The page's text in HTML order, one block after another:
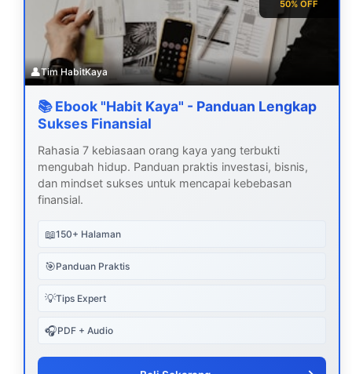
50% OFF
👤Tim HabitKaya
📚 Ebook "Habit Kaya" - Panduan Lengkap
Sukses Finansial
Rahasia 7 kebiasaan orang kaya yang terbukti
mengubah hidup. Panduan praktis investasi, bisnis,
dan mindset sukses untuk mencapai kebebasan
finansial.
📖150+ Halaman
🎯Panduan Praktis
💡Tips Expert
🎧PDF + Audio